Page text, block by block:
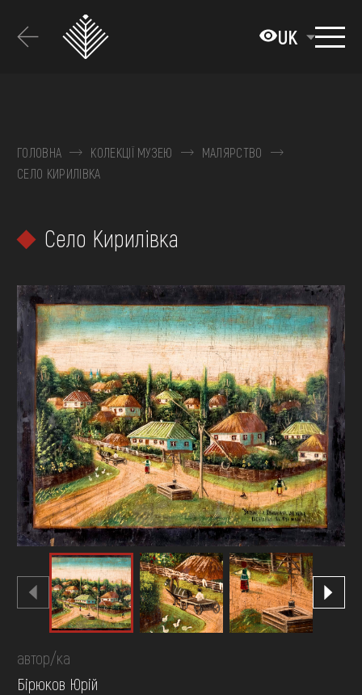
основного
UK
КОЛЕКЦІЇ
ВИСТАВКИ ТА ПОДІЇ
ВІДВІДАТИ
НАВЧИТИСЯ
ПОСЛУГИ
FAQ
ОНЛАЙН-КРАМНИЦЯ
ПІДТРИМАТИ
ГОЛОВНА КОЛЕКЦІЇ МУЗЕЮ
МАЛЯРСТВО
СЕЛО КИРИЛІВКА
Село Кирилівка
автор/ка
Бірюков Юрій